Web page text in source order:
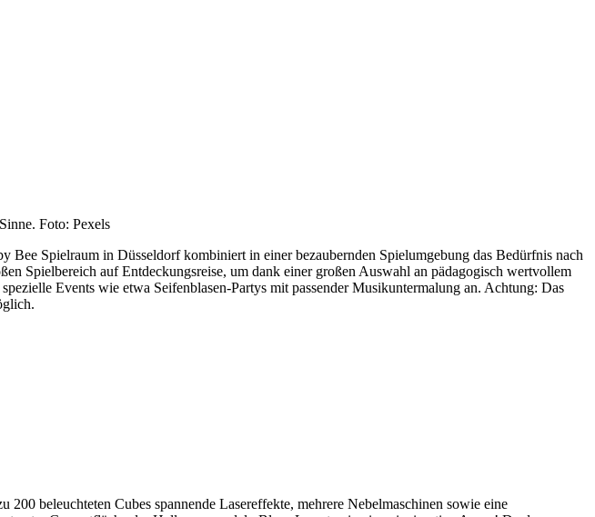
Foto: Pexels
Spielraum in Düsseldorf kombiniert in einer bezaubernden Spielumgebung das Bedürfnis nach
Spielbereich auf Entdeckungsreise, um dank einer großen Auswahl an pädagogisch wertvollem
Events wie etwa Seifenblasen-Partys mit passender Musikuntermalung an. Achtung: Das
beleuchteten Cubes spannende Lasereffekte, mehrere Nebelmaschinen sowie eine